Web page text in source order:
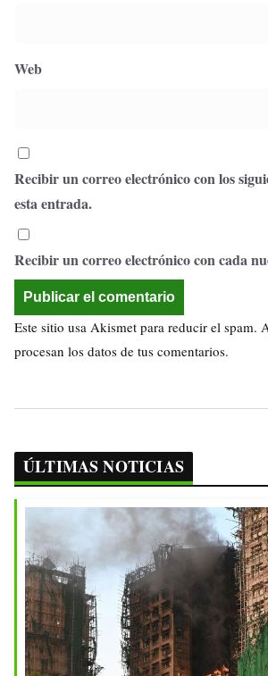
Web
Recibir un correo electrónico con los
esta entrada.
Recibir un correo electrónico con cada
Este sitio usa Akismet para reducir el spam.
procesan los datos de tus comentarios.
ÚLTIMAS NOTICIAS